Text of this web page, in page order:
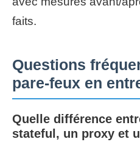
faits.
Questions
pare-feux en
Quelle différence
stateful, un proxy et